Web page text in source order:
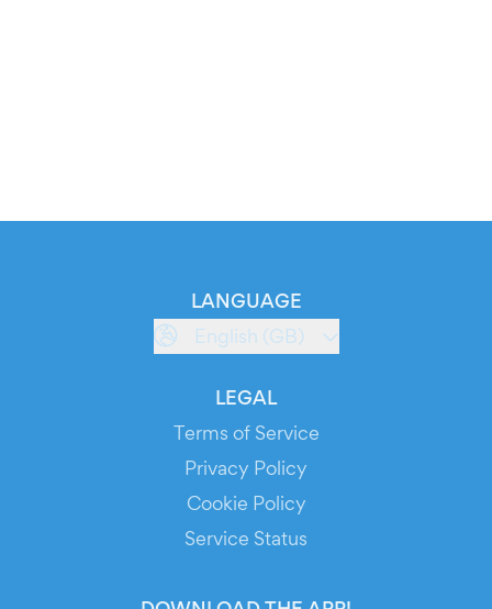
LANGUAGE
English (GB)
LEGAL
Terms of Service
Privacy Policy
Cookie Policy
Service Status